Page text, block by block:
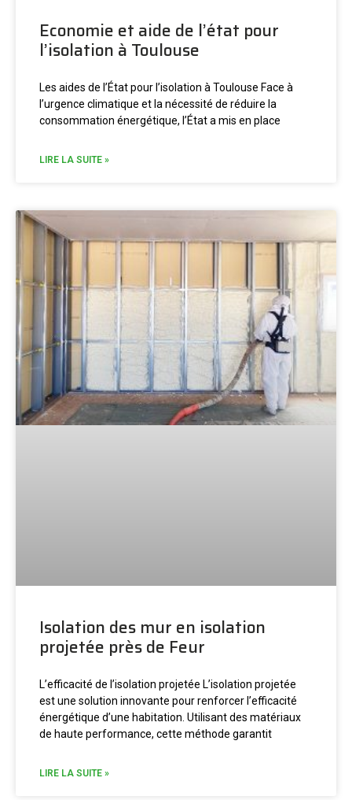
Economie et aide de l’état pour
l’isolation à Toulouse
Les aides de l’État pour l’isolation à Toulouse Face à
l’urgence climatique et la nécessité de réduire la
consommation énergétique, l’État a mis en place
LIRE LA SUITE »
Isolation des mur en isolation
projetée près de Feur
L’efficacité de l’isolation projetée L’isolation projetée
est une solution innovante pour renforcer l’efficacité
énergétique d’une habitation. Utilisant des matériaux
de haute performance, cette méthode garantit
LIRE LA SUITE »